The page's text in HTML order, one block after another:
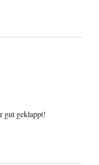
gut geklappt!